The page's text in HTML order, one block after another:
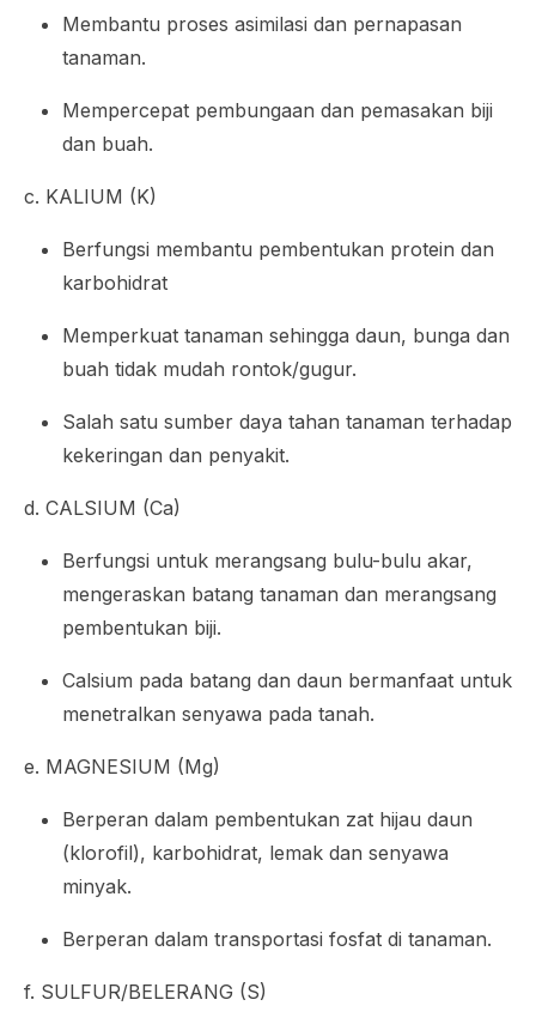
Membantu proses asimilasi dan pernapasan
tanaman.
Mempercepat pembungaan dan pemasakan biji
dan buah.
c. KALIUM (K)
Berfungsi membantu pembentukan protein dan
karbohidrat
Memperkuat tanaman sehingga daun, bunga dan
buah tidak mudah rontok/gugur.
Salah satu sumber daya tahan tanaman terhadap
kekeringan dan penyakit.
d. CALSIUM (Ca)
Berfungsi untuk merangsang bulu-bulu akar,
mengeraskan batang tanaman dan merangsang
pembentukan biji.
Calsium pada batang dan daun bermanfaat untuk
menetralkan senyawa pada tanah.
e. MAGNESIUM (Mg)
Berperan dalam pembentukan zat hijau daun
(klorofil), karbohidrat, lemak dan senyawa
minyak.
Berperan dalam transportasi fosfat di tanaman.
f. SULFUR/BELERANG (S)